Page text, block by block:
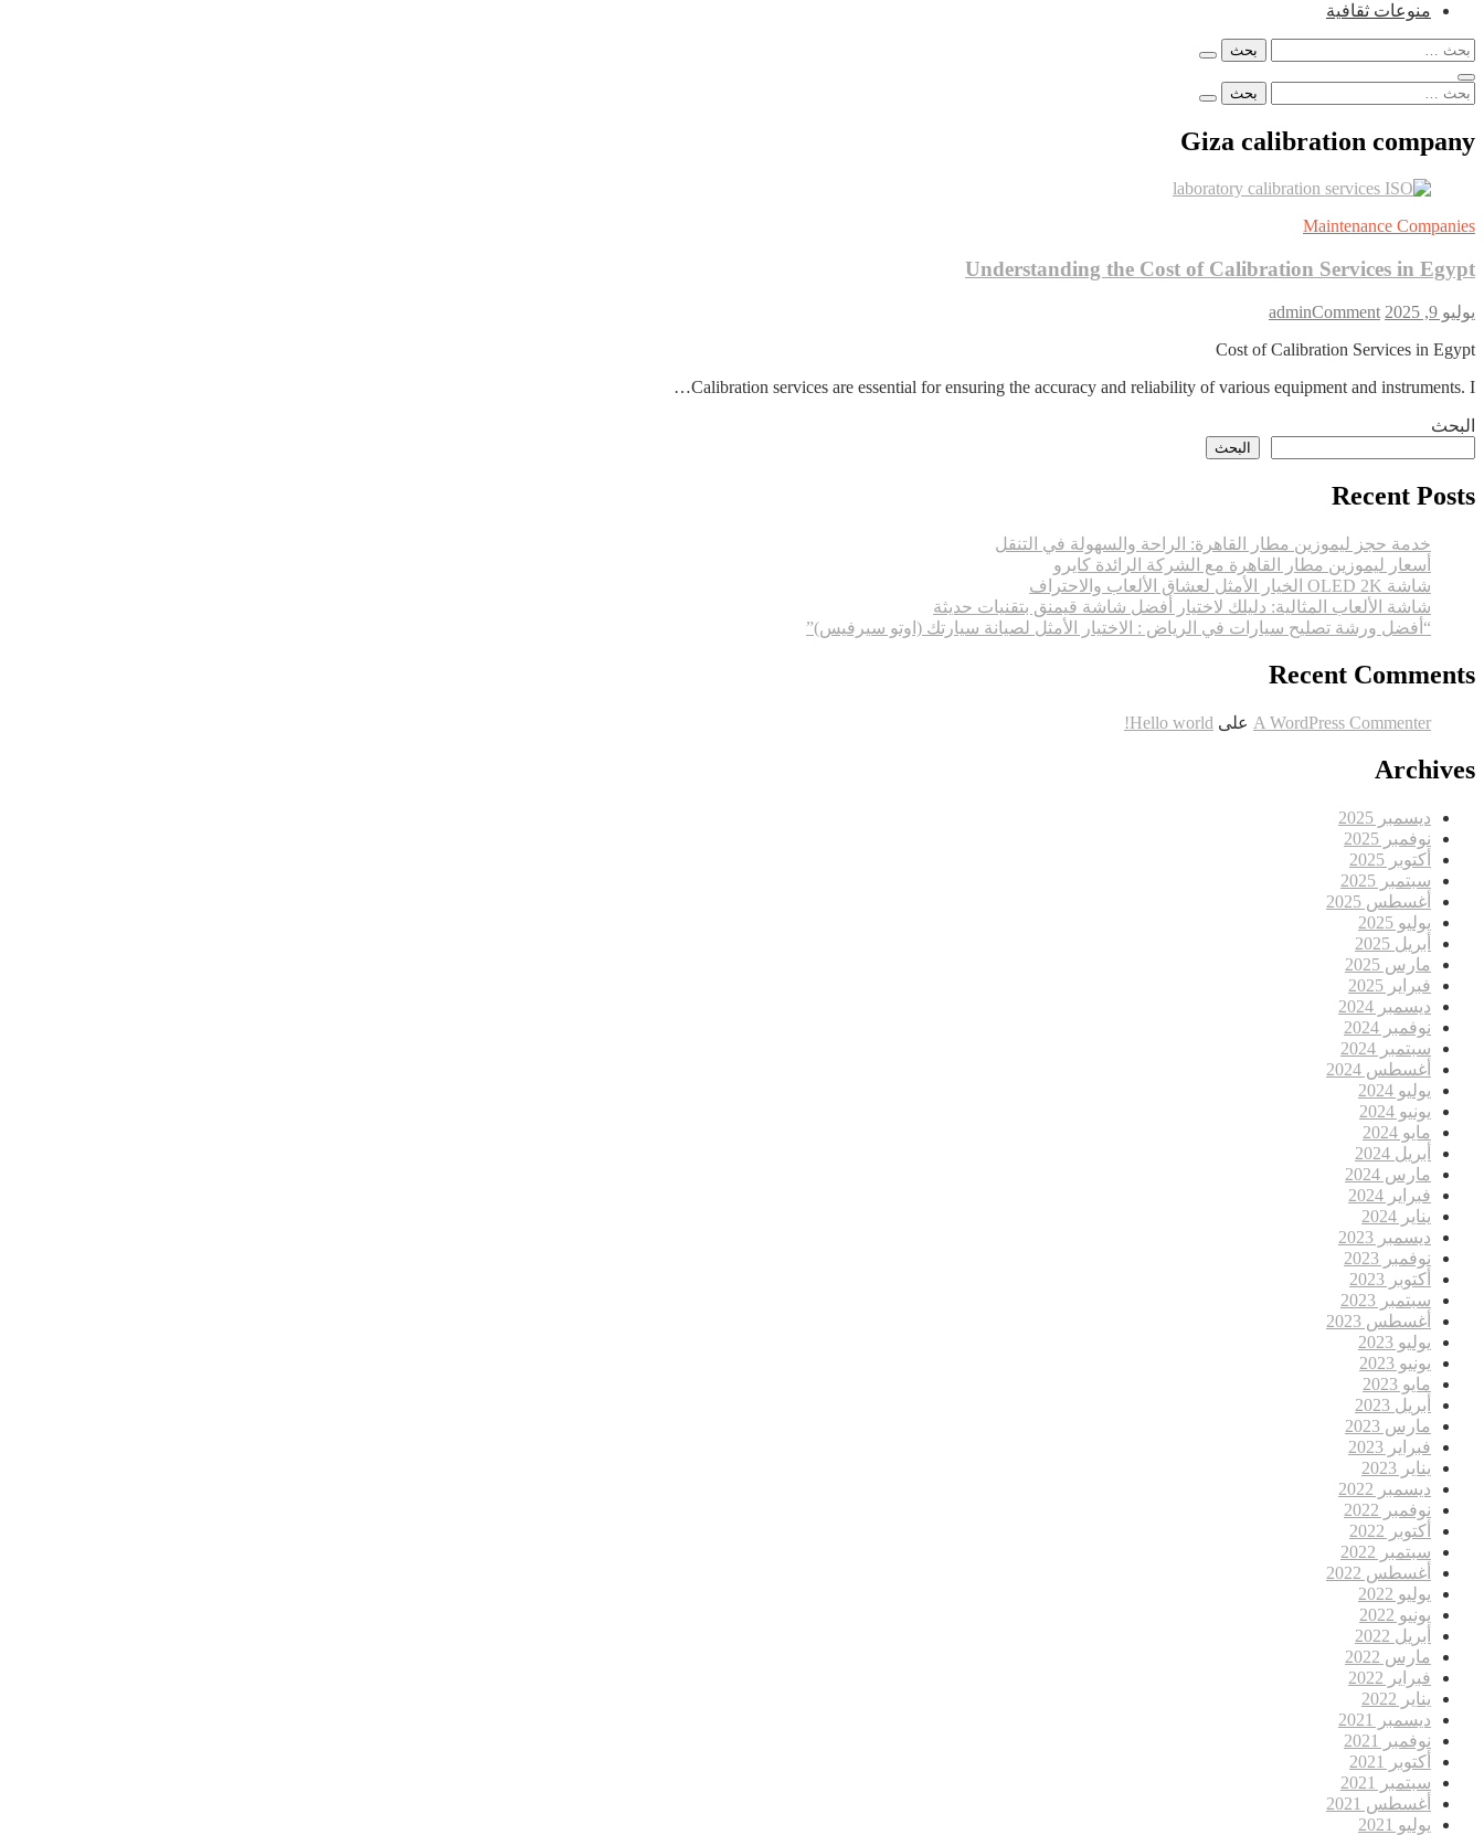
منوعات ثقافية
البحث
البحث
Giza calibration company
Maintenance Companies
Understanding the Cost of Calibration Services in Egypt
يوليو 9, 2025 adminComment
on
the
of
Cost of Calibration Services in Egypt
Calibration services are essential for ensuring the accuracy and reliability of various equipment and instruments. I…
البحث
البحث
Recent Posts
خدمة حجز ليموزين مطار القاهرة: الراحة والسهولة في التنقل
أسعار ليموزين مطار القاهرة مع الشركة الرائدة كايرو
شاشة OLED 2K الخيار الأمثل لعشاق الألعاب والاحتراف
شاشة الألعاب المثالية: دليلك لاختيار أفضل شاشة قيمنق بتقنيات حديثة
“أفضل ورشة تصليح سيارات في الرياض : الاختيار الأمثل لصيانة سيارتك (اوتو سيرفيس)”
Recent Comments
A WordPress Commenter على Hello world!
Archives
ديسمبر 2025
نوفمبر 2025
أكتوبر 2025
سبتمبر 2025
أغسطس 2025
يوليو 2025
أبريل 2025
مارس 2025
فبراير 2025
ديسمبر 2024
نوفمبر 2024
سبتمبر 2024
أغسطس 2024
يوليو 2024
يونيو 2024
مايو 2024
أبريل 2024
مارس 2024
فبراير 2024
يناير 2024
ديسمبر 2023
نوفمبر 2023
أكتوبر 2023
سبتمبر 2023
أغسطس 2023
يوليو 2023
يونيو 2023
مايو 2023
أبريل 2023
مارس 2023
فبراير 2023
يناير 2023
ديسمبر 2022
نوفمبر 2022
أكتوبر 2022
سبتمبر 2022
أغسطس 2022
يوليو 2022
يونيو 2022
أبريل 2022
مارس 2022
فبراير 2022
يناير 2022
ديسمبر 2021
نوفمبر 2021
أكتوبر 2021
سبتمبر 2021
أغسطس 2021
يوليو 2021